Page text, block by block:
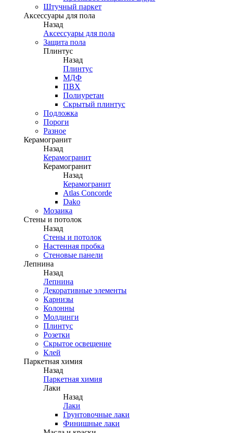
Штучный паркет
Аксессуары для пола
Назад
Аксессуары для пола
Защита пола
Плинтус
Назад
Плинтус
МДФ
ПВХ
Полиуретан
Скрытый плинтус
Подложка
Пороги
Разное
Керамогранит
Назад
Керамогранит
Керамогранит
Назад
Керамогранит
Atlas Concorde
Dako
Мозаика
Стены и потолок
Назад
Стены и потолок
Настенная пробка
Стеновые панели
Лепнина
Назад
Лепнина
Декоративные элементы
Карнизы
Колонны
Молдинги
Плинтус
Розетки
Скрытое освещение
Клей
Паркетная химия
Назад
Паркетная химия
Лаки
Назад
Лаки
Грунтовочные лаки
Финишные лаки